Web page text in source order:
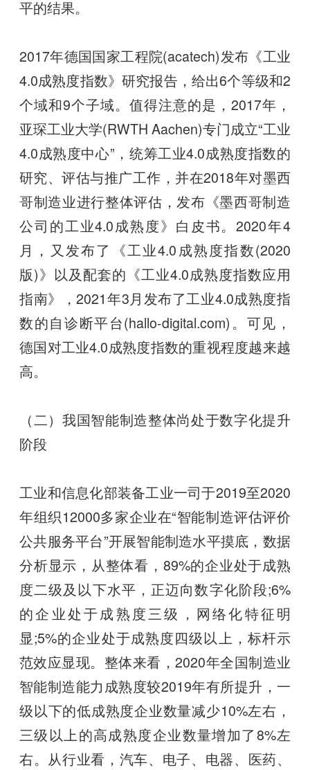
平的结果。
2017年德国国家工程院(acatech)发布《工业
4.0成熟度指数》研究报告，给出6个等级和2
个域和9个子域。值得注意的是，2017年，
亚琛工业大学(RWTH Aachen)专门成立“工业
4.0成熟度中心”，统筹工业4.0成熟度指数的
研究、评估与推广工作，并在2018年对墨西
哥制造业进行整体评估，发布《墨西哥制造
公司的工业4.0成熟度》白皮书。2020年4
月，又发布了《工业4.0成熟度指数(2020
版)》以及配套的《工业4.0成熟度指数应用
指南》，2021年3月发布了工业4.0成熟度指
数的自诊断平台(hallo-digital.com)。可见，
德国对工业4.0成熟度指数的重视程度越来越
高。
（二）我国智能制造整体尚处于数字化提升
阶段
工业和信息化部装备工业一司于2019至2020
年组织12000多家企业在“智能制造评估评价
公共服务平台”开展智能制造水平摸底，数据
分析显示，从整体看，89%的企业处于成熟
度二级及以下水平，正迈向数字化阶段;6%
的企业处于成熟度三级，网络化特征明
显;5%的企业处于成熟度四级以上，标杆示
范效应显现。整体来看，2020年全国制造业
智能制造能力成熟度较2019年有所提升，一
级以下的低成熟度企业数量减少10%左右，
三级以上的高成熟度企业数量增加了8%左
右。从行业看，汽车、电子、电器、医药、